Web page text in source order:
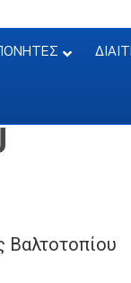
Βαλτοτοπίου